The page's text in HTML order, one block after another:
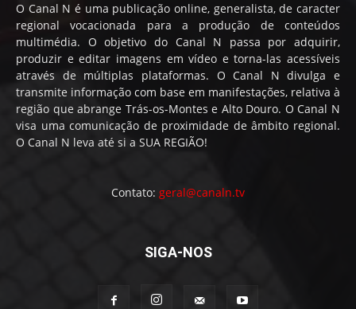
O Canal N é uma publicação online, generalista, de caracter
regional vocacionada para a produção de conteúdos
multimédia. O objetivo do Canal N passa por adquirir,
produzir e editar imagens em vídeo e torna-las acessíveis
através de múltiplas plataformas. O Canal N divulga e
transmite informação com base em manifestações, relativa à
região que abrange Trás-os-Montes e Alto Douro. O Canal N
visa uma comunicação de proximidade de âmbito regional.
O Canal N leva até si a SUA REGIÃO!
Contato: geral@canaln.tv
SIGA-NOS